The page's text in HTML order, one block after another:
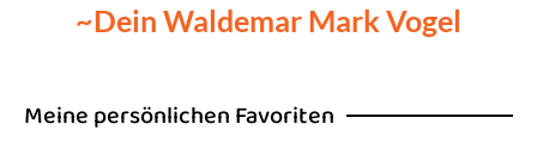
~Dein Waldemar Mark Vogel
Meine persönlichen Favoriten